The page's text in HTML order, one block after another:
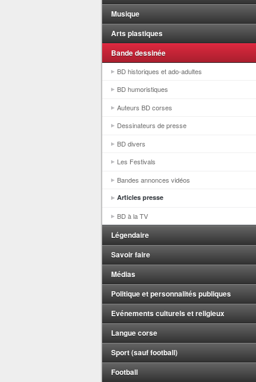
Musique
Arts plastiques
Bande dessinée
BD historiques et ado-adultes
BD humoristiques
Auteurs BD corses
Dessinateurs de presse
BD divers
Les Festivals
Bandes annonces vidéos
Articles presse
BD à la TV
Légendaire
Savoir faire
Médias
Politique et personnalités publiques
Evénements culturels et religieux
Langue corse
Sport (sauf football)
Football